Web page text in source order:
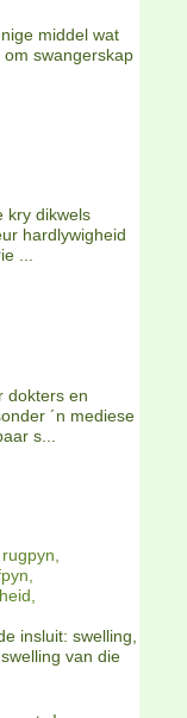
middel wat
swangerskap
kry dikwels
hardlywigheid
...
dokters en
´n mediese
s...
insluit: swelling,
van die